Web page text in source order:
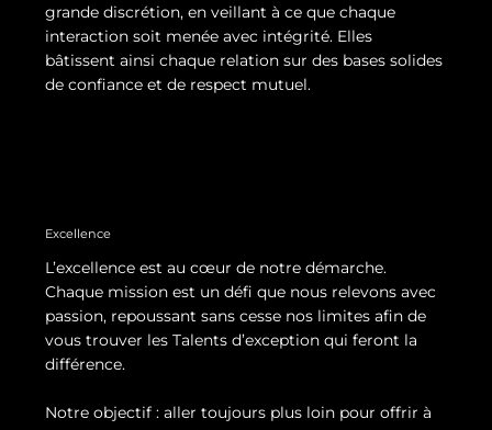
grande discrétion, en veillant à ce que chaque
interaction soit menée avec intégrité. Elles
bâtissent ainsi chaque relation sur des bases solides
de confiance et de respect mutuel.
Excellence
L’excellence est au cœur de notre démarche.
Chaque mission est un défi que nous relevons avec
passion, repoussant sans cesse nos limites afin de
vous trouver les Talents d’exception qui feront la
différence.
Notre objectif : aller toujours plus loin pour offrir à